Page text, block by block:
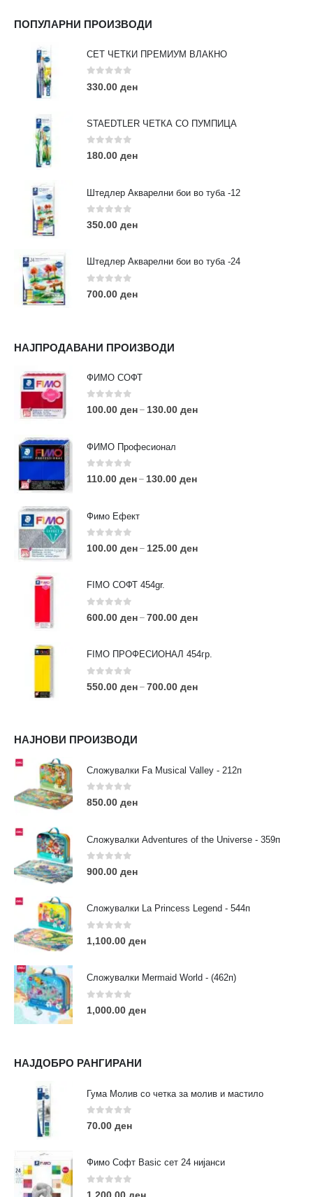
ПОПУЛАРНИ ПРОИЗВОДИ
СЕТ ЧЕТКИ ПРЕМИУМ ВЛАКНО
0 out of 5
330.00 ден
STAEDTLER ЧЕТКА СО ПУМПИЦА
0 out of 5
180.00 ден
Штедлер Акварелни бои во туба -12
0out of 5
350.00 ден
Штедлер Акварелни бои во туба -24
0out of 5
700.00 ден
НАЈПРОДАВАНИ ПРОИЗВОДИ
ФИМО СОФТ
0 out of 5
100.00 ден – 130.00 ден
ФИМО Професионал
0out of 5
110.00 ден – 130.00 ден
Фимо Ефект
0 out of 5
100.00 ден – 125.00 ден
FIMO СОФТ 454gr.
0out of 5
600.00 ден – 700.00 ден
FIMO ПРОФЕСИОНАЛ 454гр.
0out of 5
550.00 ден – 700.00 ден
НАЈНОВИ ПРОИЗВОДИ
Сложувалки Fa Musical Valley - 212п
0out of 5
850.00 ден
Сложувалки Adventures of the Universe - 359п
0out of 5
900.00 ден
Сложувалки La Princess Legend - 544п
0 out of 5
1,100.00 ден
Сложувалки Mermaid World - (462п)
0 out of 5
1,000.00 ден
НАЈДОБРО РАНГИРАНИ
Гума Молив со четка за молив и мастило
0out of 5
70.00 ден
Фимо Софт Basic сет 24 нијанси
0 out of 5
АДРЕСА:
ул. 3та Македонска Бригада бр.46
ТЕЛЕФОН:
0038977640534
contact@moehobi.mk
РАБОТНО ВРЕМЕ:
Пон - Саб / 09:00 - 21:00
ЛИНКОВИ
Услови за користење
Големопродажба
Кариера
За нас
Нашите локации
ПОПУЛАРНИ ТАГОВИ
eurodanvest FIMO Креативни Сетови
markers
rapitografi sketch staedtler